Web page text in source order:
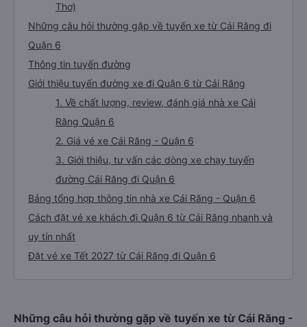
Thơ)
Những câu hỏi thường gặp về tuyến xe từ Cái Răng đi
Quận 6
Thông tin tuyến đường
Giới thiệu tuyến đường xe đi Quận 6 từ Cái Răng
1. Về chất lượng, review, đánh giá nhà xe Cái
Răng Quận 6
2. Giá vé xe Cái Răng - Quận 6
3. Giới thiệu, tư vấn các dòng xe chạy tuyến
đường Cái Răng đi Quận 6
Bảng tổng hợp thông tin nhà xe Cái Răng - Quận 6
Cách đặt vé xe khách đi Quận 6 từ Cái Răng nhanh và
uy tín nhất
Đặt vé xe Tết 2027 từ Cái Răng đi Quận 6
Những câu hỏi thường gặp về tuyến xe từ Cái Răng -